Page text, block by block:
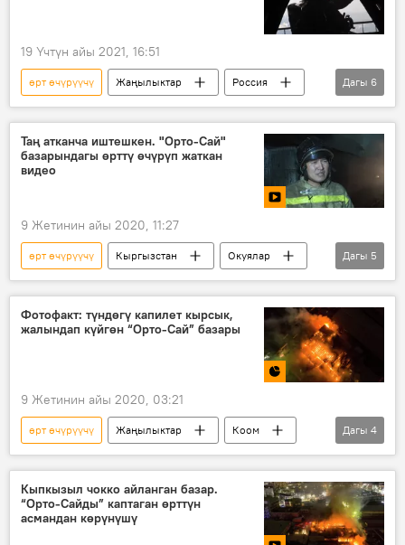
19 Үчтүн айы 2021, 16:51
өрт өчүрүүчү Жаңылыктар
Россия
Дүйнөдө
Коом
Якутск
Видео
Дагы 6
Таң атканча иштешкен. "Орто-Сай"
базарындагы өрттү өчүрүп жаткан
видео
9 Жетинин айы 2020, 11:27
өрт өчүрүүчү Кыргызстан
Окуялар
Видео
Мультимедиа
Бишкек
Орто-Сай базары
өрт
Дагы 5
Фотофакт: түндөгү капилет кырсык,
жалындап күйгөн “Орто-Сай” базары
9 Жетинин айы 2020, 03:21
өрт өчүрүүчү Жаңылыктар
Коом
Кыргызстан
Окуялар
Орто-Сай базары
чектөө
Дагы 4
Кыпкызыл чокко айланган базар.
“Орто-Сайды” каптаган өрттүн
асмандан көрүнүшү